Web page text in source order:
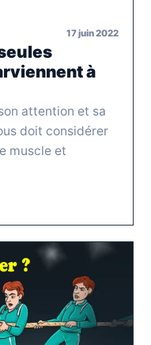
17 juin 2022
à
attention et sa
doit considérer
muscle et